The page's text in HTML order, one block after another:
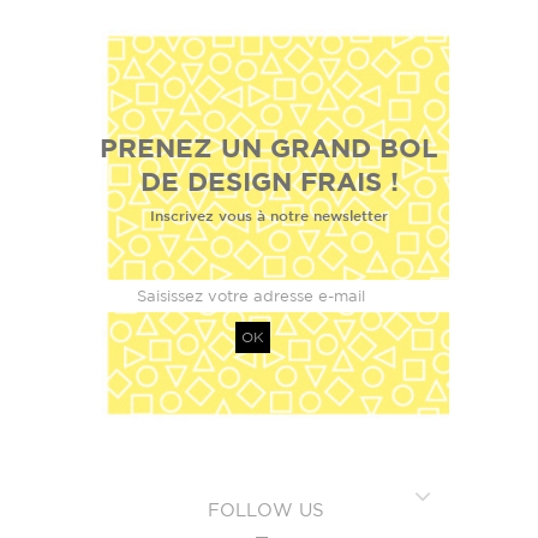
PRENEZ UN GRAND BOL
DE DESIGN FRAIS !
Inscrivez vous à notre newsletter
OK
FOLLOW US